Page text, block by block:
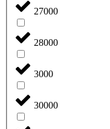
27000
28000
3000
30000